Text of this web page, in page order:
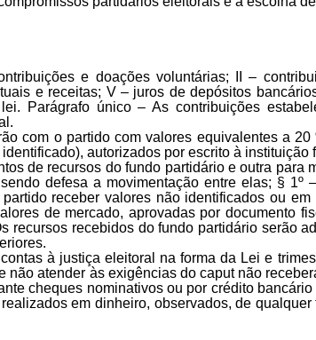
e doações voluntárias; II –
e receitas; V – juros de depósitos
Parágrafo único – As contribuições
com o partido com valores equivalentes a
autorizados por escrito à instituição
de recursos do fundo partidário e outra para
defesa a movimentação entre elas; § 1º
receber valores não identificados ou
de mercado, aprovadas por documento
recursos recebidos do fundo partidário serão
à justiça eleitoral na forma da Lei e
atender às exigências do caput não
cheques nominativos ou por crédito
em dinheiro, observados, de